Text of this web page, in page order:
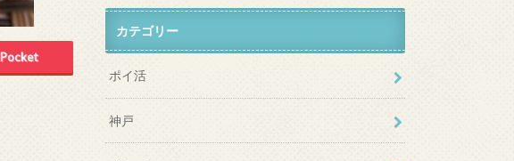
Pocket
カテゴリー
ポイ活
神戸